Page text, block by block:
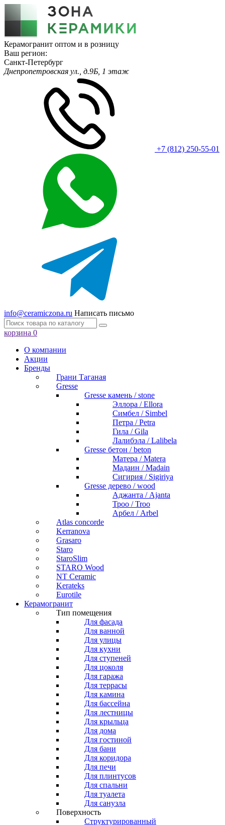
Керамогранит оптом и в розницу
Ваш регион:
Санкт-Петербург
Днепропетровская ул., д.9Б, 1 этаж
+7 (812) 250-55-01
info@ceramiczona.ru Написать письмо
корзина 0
О компании
Акции
Бренды
Грани Таганая
Gresse
Gresse камень / stone
Эллора / Ellora
Симбел / Simbel
Петра / Petra
Гила / Gila
Лалибэла / Lalibela
Gresse бетон / beton
Матера / Matera
Мадаин / Madain
Сигирия / Sigiriya
Gresse дерево / wood
Аджанта / Ajanta
Троо / Troo
Арбел / Arbel
Atlas concorde
Kerranova
Grasaro
Staro
StaroSlim
STARO Wood
NT Ceramic
Kerateks
Eurotile
Керамогранит
Тип помещения
Для фасада
Для ванной
Для улицы
Для кухни
Для ступеней
Для цоколя
Для гаража
Для террасы
Для камина
Для бассейна
Для лестницы
Для крыльца
Для дома
Для гостиной
Для бани
Для коридора
Для печи
Для плинтусов
Для спальни
Для туалета
Для санузла
Поверхность
Структурированный